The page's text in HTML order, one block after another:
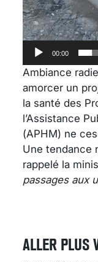
00:00
Ambiance
amorcer un
la santé des
l’Assistance
(APHM) ne
Une tendance
rappelé la
passages aux
ALLER PLUS